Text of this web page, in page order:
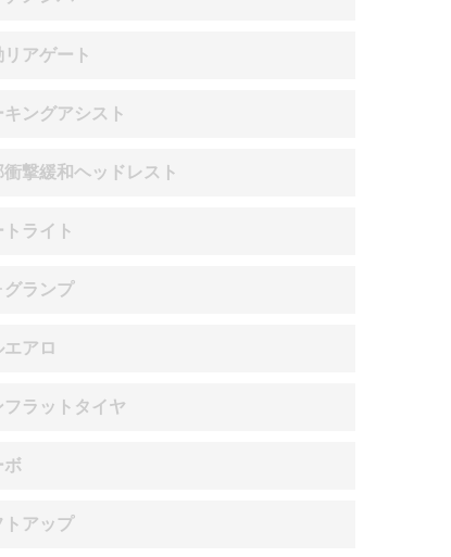
リアゲート
キングアシスト
衝撃緩和ヘッドレスト
トライト
グランプ
エアロ
フラットタイヤ
ボ
トアップ